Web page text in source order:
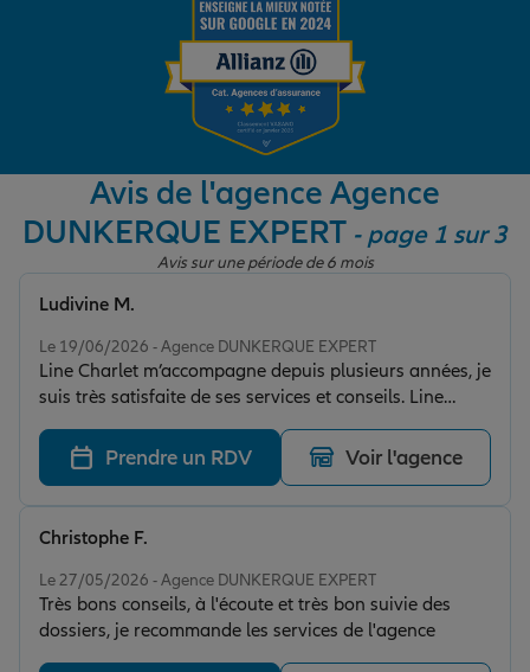
Garantie des accidents de la vie
Protection juridique
Retraite
Avis de l'agence Agence
DUNKERQUE EXPERT - page 1 sur 3
Avis sur une période de 6 mois
Le 19/06/2026 - Agence DUNKERQUE EXPERT
Line Charlet m’accompagne depuis plusieurs années, je
suis très satisfaite de ses services et conseils. Line
apporte une vraie valeur ajoutée, tant sur le plan
humain que sur le plan expertise épargne.
Ludivine M.
Prendre un RDV Voir l'agence
Le 27/05/2026 - Agence DUNKERQUE EXPERT
Très bons conseils, à l'écoute et très bon suivie des
dossiers, je recommande les services de l'agence
Christophe F.